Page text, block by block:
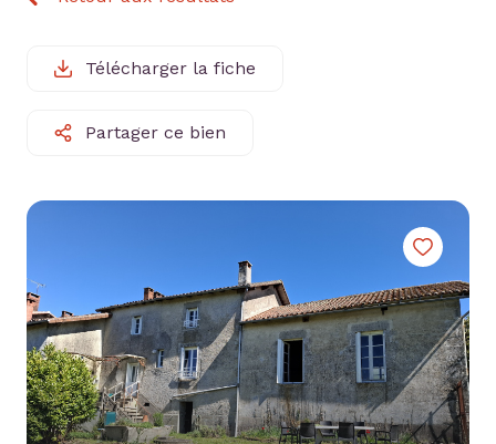
estimation
nous
rejoindre
Télécharger la fiche
Partager ce bien